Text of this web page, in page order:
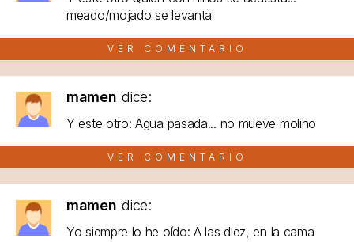
meado/mojado se levanta
VER COMENTARIO
mamen dice:
Y este otro: Agua pasada... no mueve molino
VER COMENTARIO
mamen dice:
Yo siempre lo he oído: A las diez, en la cama